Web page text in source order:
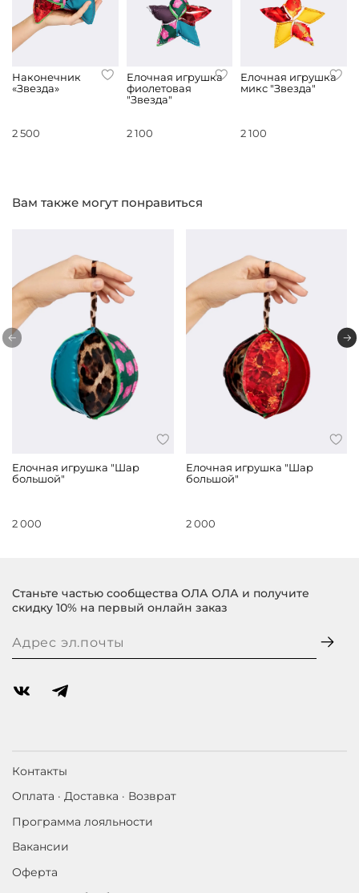
Наконечник
«Звезда»
2 500
Елочная игрушка
фиолетовая
"Звезда"
2 100
Елочная игрушка
микс "Звезда"
2 100
Вам также могут понравиться
Елочная игрушка "Шар
большой"
2 000
Елочная игрушка "Шар
большой"
2 000
Контакты
Оплата · Доставка · Возврат
Программа лояльности
Вакансии
Оферта
Станьте частью сообщества ОЛА ОЛА и получите
скидку 10% на первый онлайн заказ